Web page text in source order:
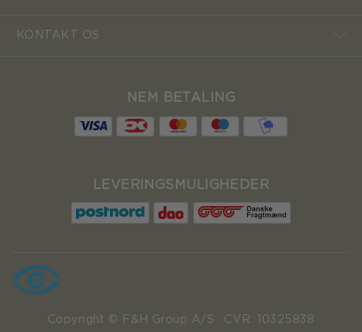
KONTAKT OS
NEM BETALING
LEVERINGSMULIGHEDER
Copyright © F&H Group A/S · CVR: 10325838